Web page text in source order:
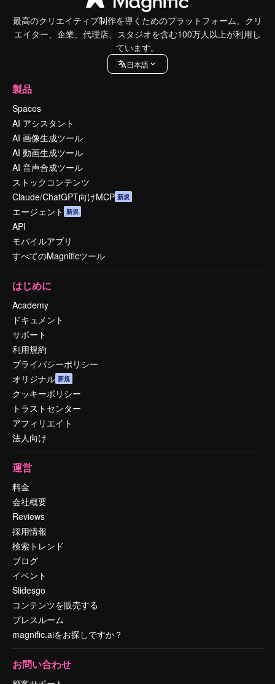
最高のクリエイティブ制作を導くためのプラットフォーム。クリ
エイター、企業、代理店、スタジオを含む100万人以上が利用し
ています。
日本語
製品
Spaces
AI アシスタント
AI 画像生成ツール
AI 動画生成ツール
AI 音声合成ツール
ストックコンテンツ
Claude/ChatGPT向けMCP 新規
エージェント 新規
API
モバイルアプリ
すべてのMagnificツール
はじめに
Academy
ドキュメント
サポート
利用規約
プライバシーポリシー
オリジナル 新規
クッキーポリシー
トラストセンター
アフィリエイト
法人向け
運営
料金
会社概要
Reviews
採用情報
検索トレンド
ブログ
イベント
Slidesgo
コンテンツを販売する
プレスルーム
magnific.aiをお探しですか？
お問い合わせ